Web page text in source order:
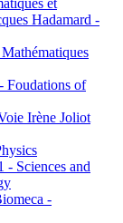
et
Hadamard -
of
Irène Joliot
Sciences and
-